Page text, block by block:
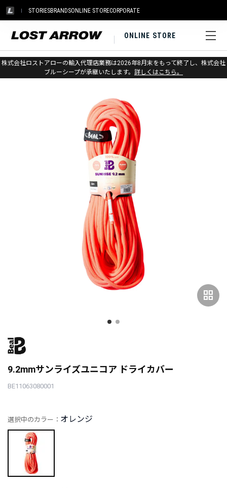
STORIESBRANDSONLINE STORECORPORATE
ONLINE STORE
株式会社ロストアローの輸入代理店業務は2026年8月末をもって終了し、株式会社
ブルーシープが承継いたします。 詳しくはこちら。
ホーム > ベアール > ロープ
grid_view
9.2mmサンライズユニコア ドライカバー
BE11063080001
選択中のカラー： オレンジ